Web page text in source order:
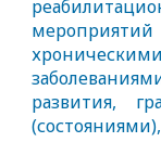
развития,